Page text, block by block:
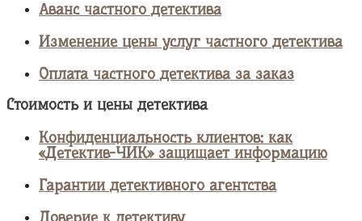
Аванс частного детектива
Изменение цены услуг частного детектива
Оплата частного детектива за заказ
Стоимость и цены детектива
Конфиденциальность клиентов: как
«Детектив-ЧИК» защищает информацию
Гарантии детективного агентства